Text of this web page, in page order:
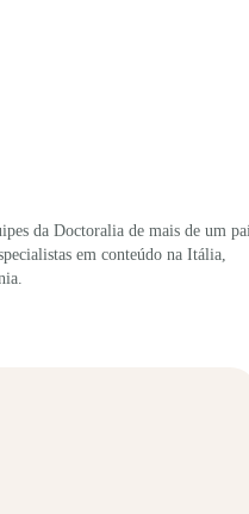
da Doctoralia de mais de um
em conteúdo na Itália,